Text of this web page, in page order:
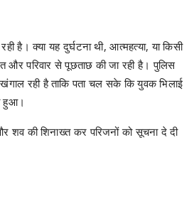
है। क्या यह दुर्घटना थी, आत्महत्या, या किसी
और परिवार से पूछताछ की जा रही है। पुलिस
रही है ताकि पता चल सके कि युवक भिलाई
हुआ।
शव की शिनाख्त कर परिजनों को सूचना दे दी